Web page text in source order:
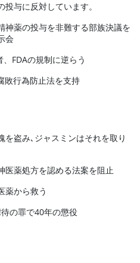
与に反対しています。
神薬の投与を非難する部族決議を
会
、FDAの規制に逆らう
敗行為防止法を支持
を盗み､ジャスミンはそれを取り
医薬処方を認める法案を阻止
薬から救う
の罪で40年の懲役